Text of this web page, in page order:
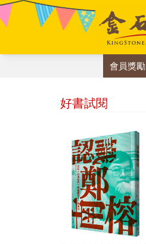
會員獎勵
好書試閱